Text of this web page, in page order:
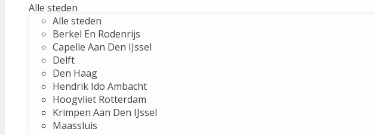
Alle steden
Alle steden
Berkel En Rodenrijs
Capelle Aan Den IJssel
Delft
Den Haag
Hendrik Ido Ambacht
Hoogvliet Rotterdam
Krimpen Aan Den IJssel
Maassluis